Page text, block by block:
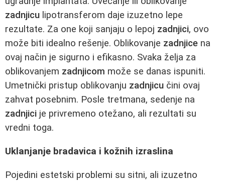
zadnjicu lipotransferom daje izuzetno lepe
rezultate. Za one koji sanjaju o lepoj zadnjici, ovo
može biti idealno rešenje. Oblikovanje zadnjice na
ovaj način je sigurno i efikasno. Svaka želja za
oblikovanjem zadnjicom može se danas ispuniti.
Umetnički pristup oblikovanju zadnjicu čini ovaj
zahvat posebnim. Posle tretmana, sedenje na
zadnjici je privremeno otežano, ali rezultati su
vredni toga.
Uklanjanje bradavica i kožnih izraslina
Pojedini estetski problemi su sitni, ali izuzetno